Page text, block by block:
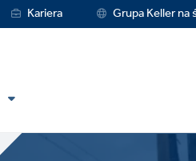
Kariera Grupa Keller na